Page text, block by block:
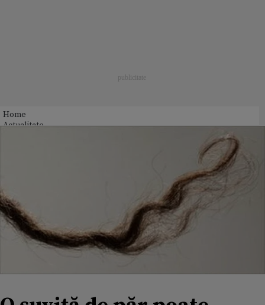
Home
Actualitate